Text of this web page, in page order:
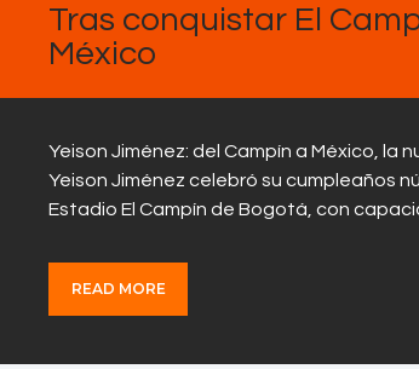
Tras conquistar El
México
Yeison Jiménez: del Campín a México,
Yeison Jiménez celebró su cumpleaños
Estadio El Campín de Bogotá, con
READ MORE